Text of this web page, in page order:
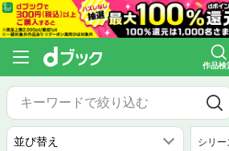
作品検
シリ